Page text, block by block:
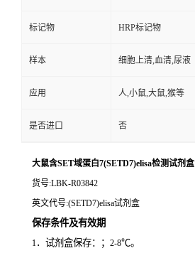
标记物 HRP标记物
样本 细胞上清,血清,尿液
应用 人,小鼠,大鼠,猴等
是否进口 否
大鼠含SET域蛋白7(SETD7)elisa检测试剂盒
货号:LBK-R03842
英文代号:(SETD7)elisa试剂盒
保存条件及有效期
1．试剂盒保存：； 2-8℃。